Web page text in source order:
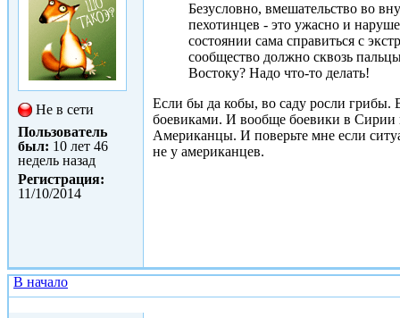
Не в сети
Пользователь
был: 10 лет 46
недель назад
Регистрация:
11/10/2014
Безусловно, вмешательство во
пехотинцев - это ужасно и
состоянии сама справиться с
сообщество должно сквозь
Востоку? Надо что-то делать!
Если бы да кобы, во саду росли грибы.
боевиками. И вообще боевики в Сирии
Американцы. И поверьте мне если
не у американцев.
В начало